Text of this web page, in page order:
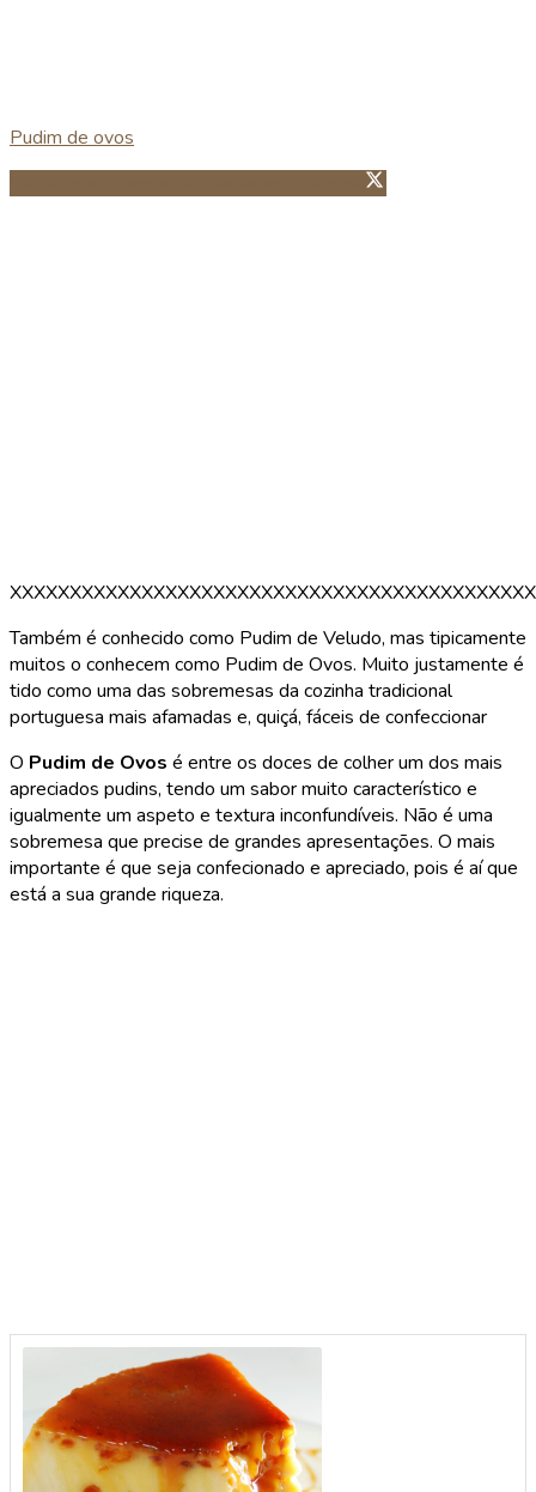
Pudim de ovos
Guardar no Pinterest
Também é conhecido como Pudim de Veludo, mas tipicamente
muitos o conhecem como Pudim de Ovos. Muito justamente é
tido como uma das sobremesas da cozinha tradicional
portuguesa mais afamadas e, quiçá, fáceis de confeccionar
O Pudim de Ovos é entre os doces de colher um dos mais
apreciados pudins, tendo um sabor muito característico e
igualmente um aspeto e textura inconfundíveis. Não é uma
sobremesa que precise de grandes apresentações. O mais
importante é que seja confecionado e apreciado, pois é aí que
está a sua grande riqueza.